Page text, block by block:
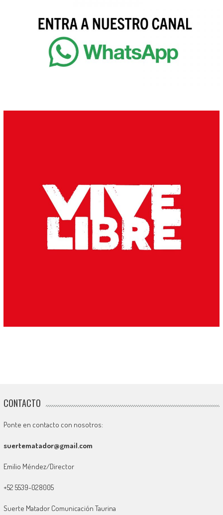
CONTACTO
Ponte en contacto con nosotros:
suertematador@gmail.com
Emilio Méndez/Director
+52 5539-028005
Suerte Matador Comunicación Taurina